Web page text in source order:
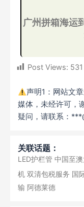
广州拼箱海运
Post Views: 531
声明1：网站文
媒体，未经许可，
疑问，请联系：
关联话题：
LED护栏管 中国至
机 双清包税服务 国
输 阿德莱德